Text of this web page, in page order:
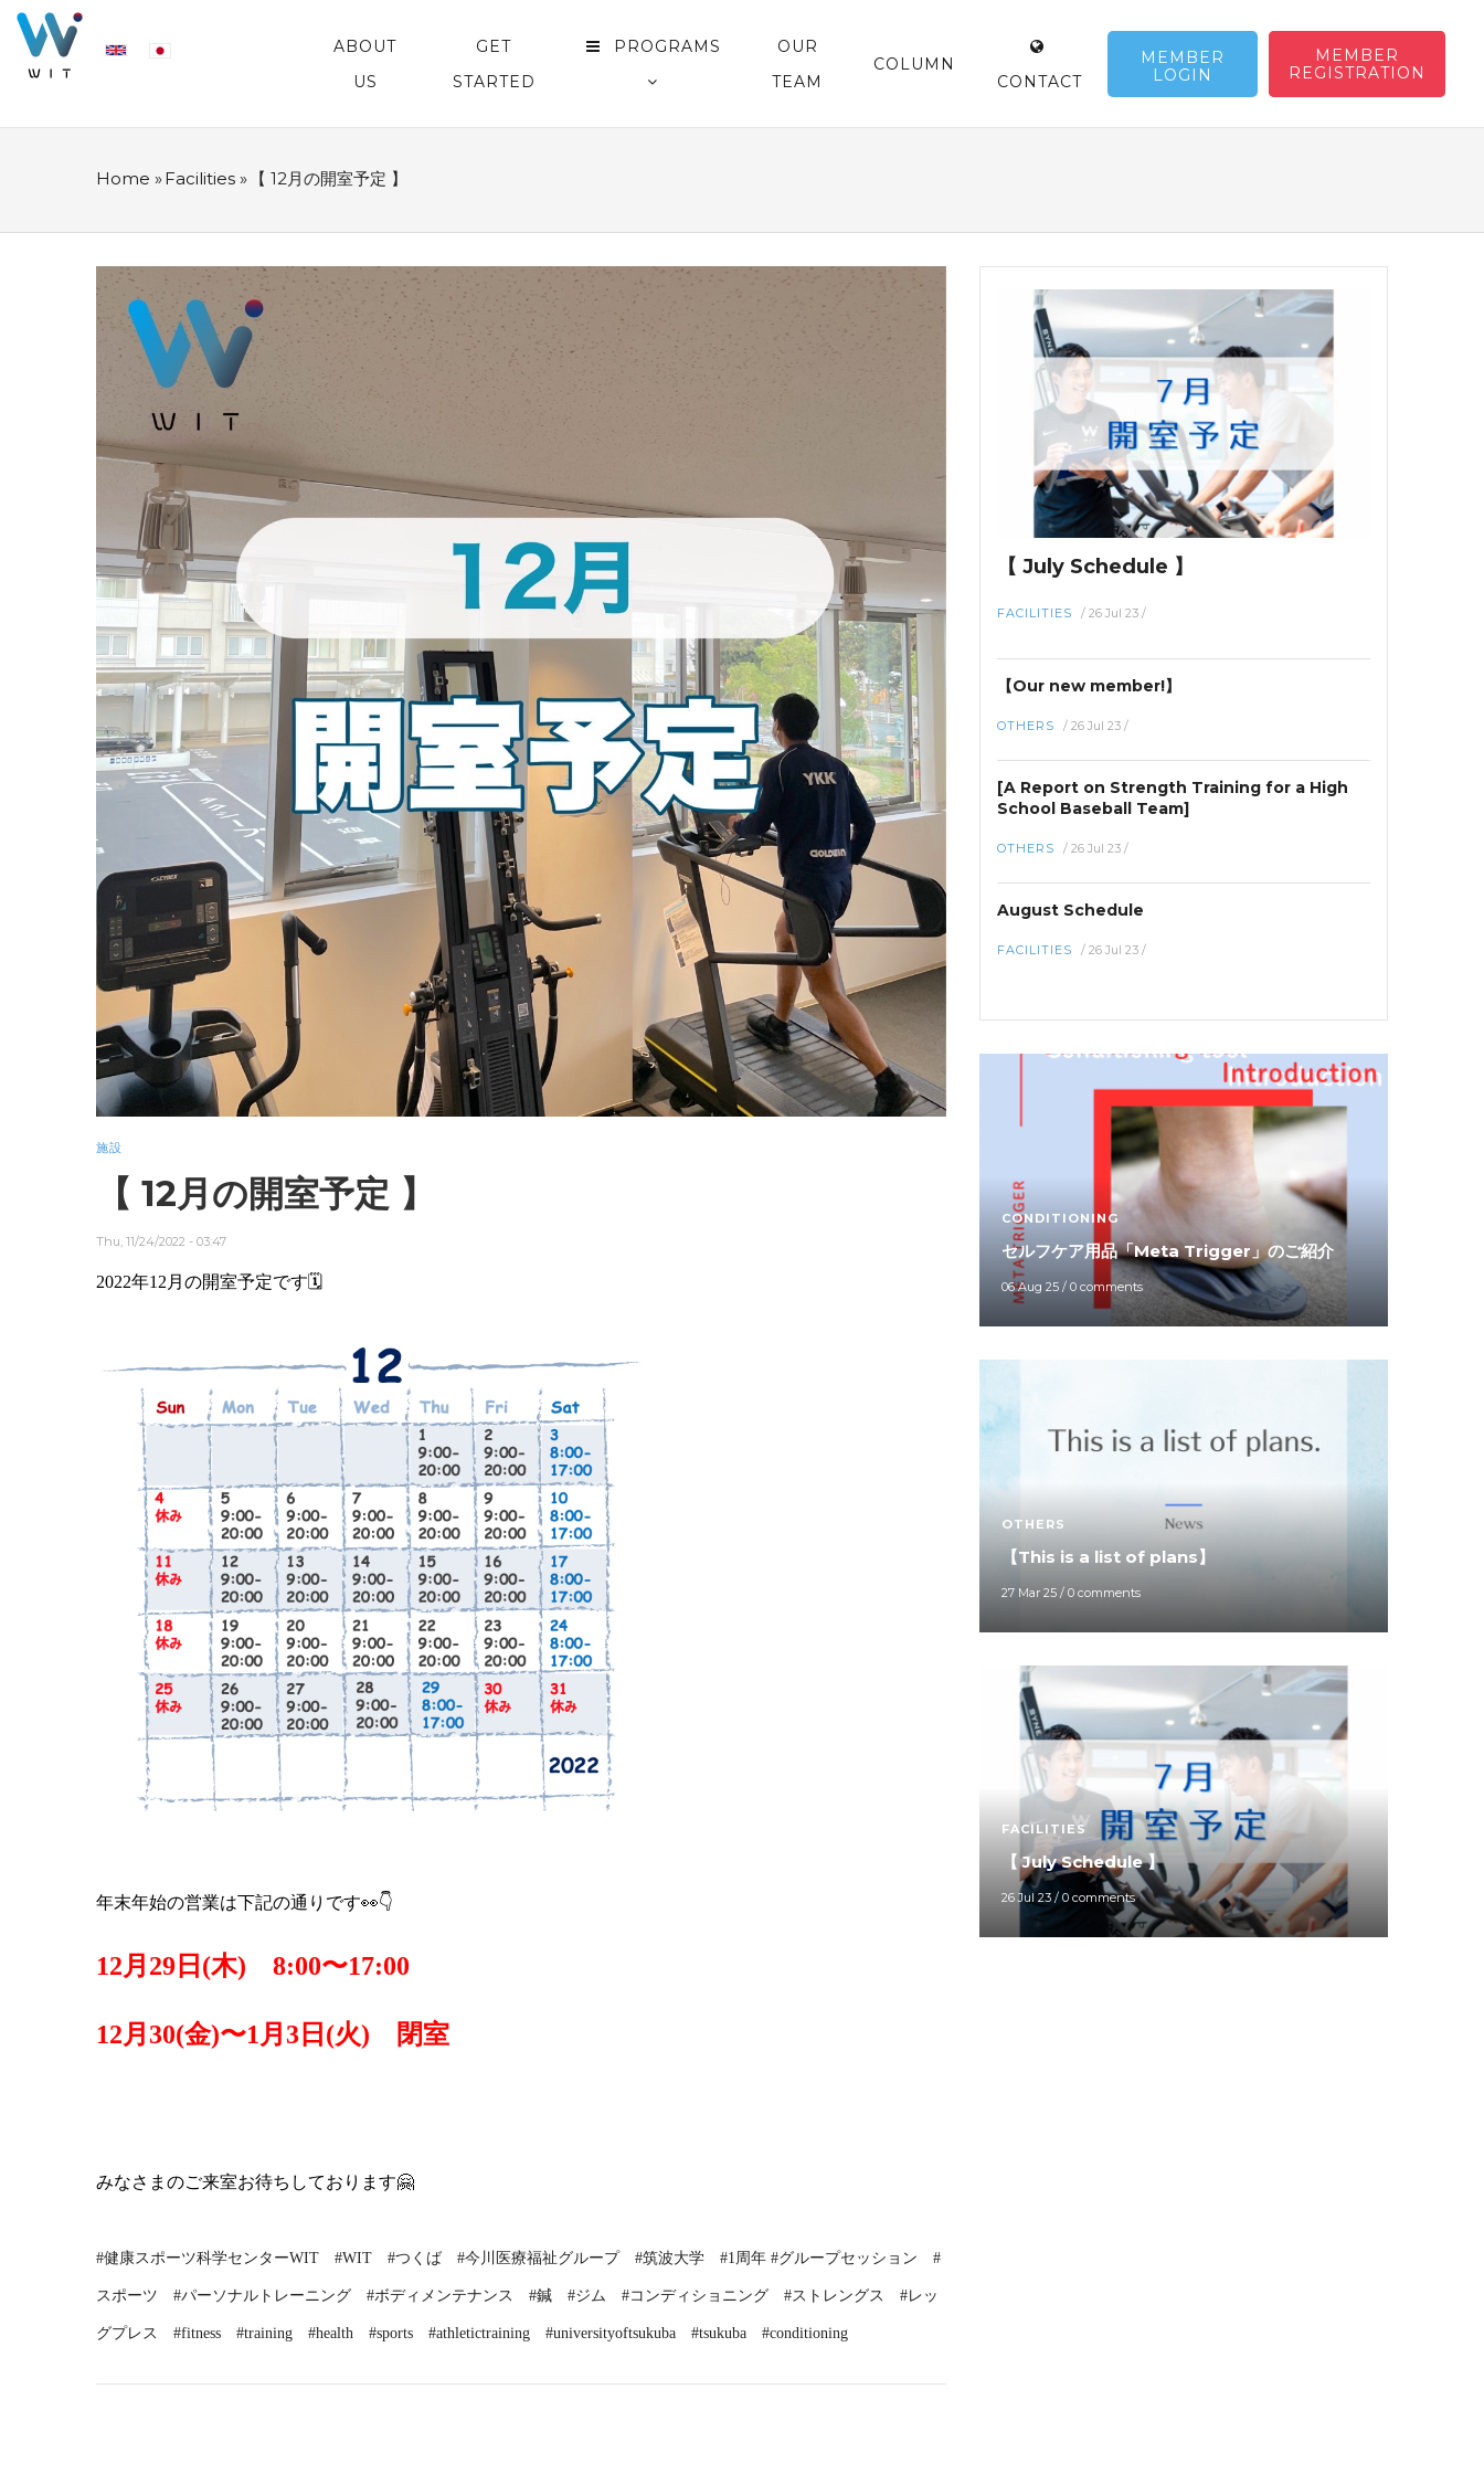
Skip
content
NAVIGATION
ABOUT
US
GET
STARTED
PROGRAMS
OUR
TEAM
COLUMN
CONTACT
MEMBER
LOGIN
MEMBER
REGISTRATION
BREADCRUMB
Home »Facilities » 【 12月の開室予定 】
施設
【 12月の開室予定 】
Thu, 11/24/2022 - 03:47
2022年12月の開室予定です🗓
年末年始の営業は下記の通りです👀👇
12月29日(木)　8:00〜17:00
12月30(金)〜1月3日(火)　閉室
みなさまのご来室お待ちしております🤗
#健康スポーツ科学センターWIT　#WIT　#つくば　#今川医療福祉グループ　#筑波大学　#1周年 #グループセッション　#
スポーツ　#パーソナルトレーニング　#ボディメンテナンス　#鍼　#ジム　#コンディショニング　#ストレングス　#レッ
グプレス　#fitness　#training　#health　#sports　#athletictraining　#universityoftsukuba　#tsukuba　#conditioning
【 July Schedule 】
FACILITIES / 26 Jul 23 /
【Our new member!】
OTHERS / 26 Jul 23 /
[A Report on Strength Training for a High
School Baseball Team]
OTHERS / 26 Jul 23 /
August Schedule
FACILITIES / 26 Jul 23 /
CONDITIONING
セルフケア用品「Meta Trigger」のご紹介
06 Aug 25 / 0 comments
OTHERS
【This is a list of plans】
27 Mar 25 / 0 comments
FACILITIES
【 July Schedule 】
26 Jul 23 / 0 comments